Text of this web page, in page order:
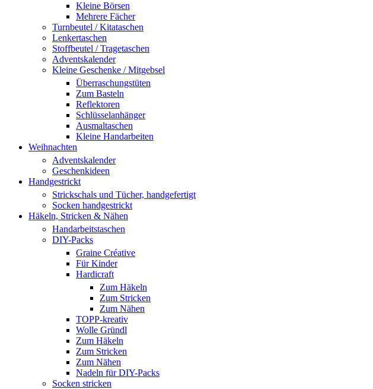
Kleine Börsen
Mehrere Fächer
Turnbeutel / Kitataschen
Lenkertaschen
Stoffbeutel / Tragetaschen
Adventskalender
Kleine Geschenke / Mitgebsel
Überraschungstüten
Zum Basteln
Reflektoren
Schlüsselanhänger
Ausmaltaschen
Kleine Handarbeiten
Weihnachten
Adventskalender
Geschenkideen
Handgestrickt
Strickschals und Tücher, handgefertigt
Socken handgestrickt
Häkeln, Stricken & Nähen
Handarbeitstaschen
DIY-Packs
Graine Créative
Für Kinder
Hardicraft
Zum Häkeln
Zum Stricken
Zum Nähen
TOPP-kreativ
Wolle Gründl
Zum Häkeln
Zum Stricken
Zum Nähen
Nadeln für DIY-Packs
Socken stricken